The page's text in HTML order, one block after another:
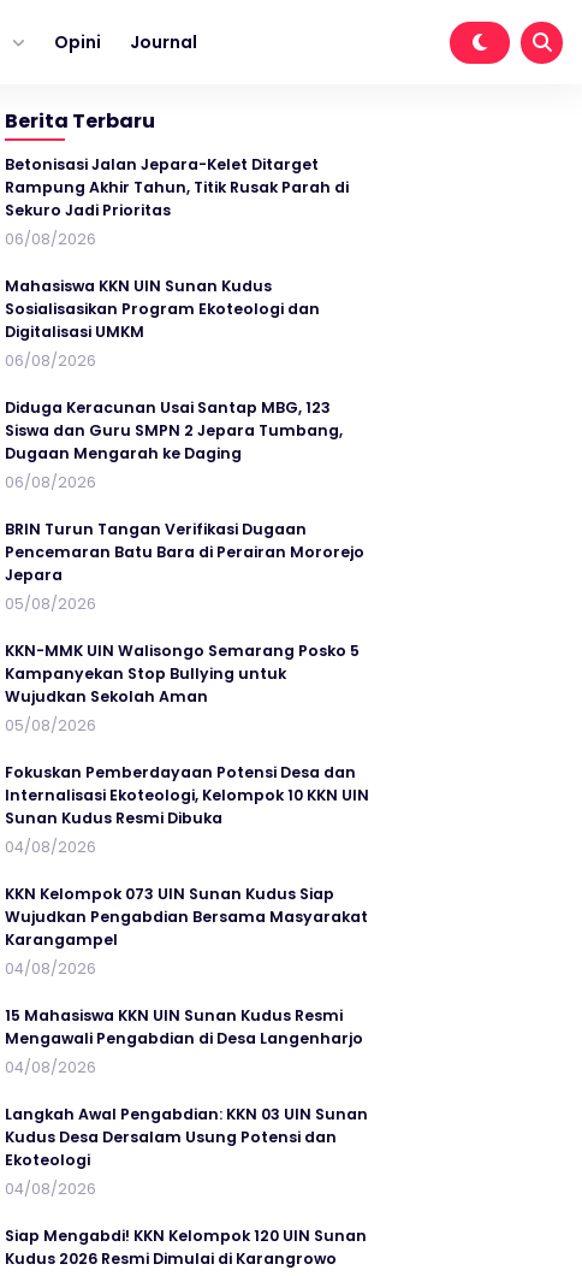
Opini Journal
Berita Terbaru
Betonisasi Jalan Jepara-Kelet Ditarget
Rampung Akhir Tahun, Titik Rusak Parah di
Sekuro Jadi Prioritas
06/08/2026
Mahasiswa KKN UIN Sunan Kudus
Sosialisasikan Program Ekoteologi dan
Digitalisasi UMKM
06/08/2026
Diduga Keracunan Usai Santap MBG, 123
Siswa dan Guru SMPN 2 Jepara Tumbang,
Dugaan Mengarah ke Daging
06/08/2026
BRIN Turun Tangan Verifikasi Dugaan
Pencemaran Batu Bara di Perairan Mororejo
Jepara
05/08/2026
KKN-MMK UIN Walisongo Semarang Posko 5
Kampanyekan Stop Bullying untuk
Wujudkan Sekolah Aman
05/08/2026
Fokuskan Pemberdayaan Potensi Desa dan
Internalisasi Ekoteologi, Kelompok 10 KKN UIN
Sunan Kudus Resmi Dibuka
04/08/2026
KKN Kelompok 073 UIN Sunan Kudus Siap
Wujudkan Pengabdian Bersama Masyarakat
Karangampel
04/08/2026
15 Mahasiswa KKN UIN Sunan Kudus Resmi
Mengawali Pengabdian di Desa Langenharjo
04/08/2026
Langkah Awal Pengabdian: KKN 03 UIN Sunan
Kudus Desa Dersalam Usung Potensi dan
Ekoteologi
04/08/2026
Siap Mengabdi! KKN Kelompok 120 UIN Sunan
Kudus 2026 Resmi Dimulai di Karangrowo